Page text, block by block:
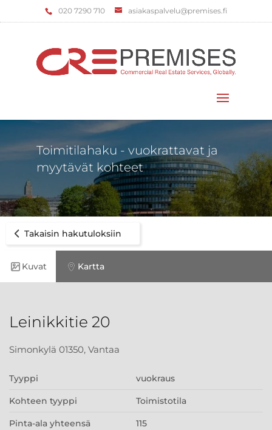
‌020 7290 710 asiakaspalvelu@premises.fi
Toimitilahaku - vuokrattavat ja
myytävät kohteet
Takaisin hakutuloksiin
Kuvat Kartta
Leinikkitie 20
Simonkylä 01350, Vantaa
Tyyppi vuokraus
Kohteen tyyppi Toimistotila
Pinta-ala yhteensä 115